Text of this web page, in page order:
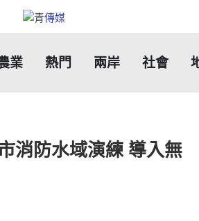
業 熱門 兩岸 社會
消防水域演練 導入無